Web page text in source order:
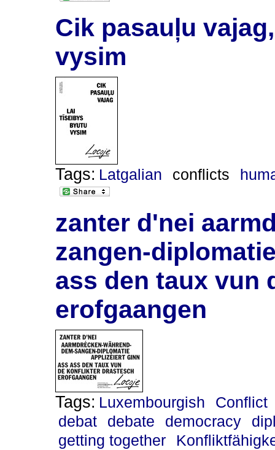
Cik pasauļu
vysim
Tags: Latgalian conflicts
zanter d'nei
zangen-
ass den taux vun
erofgaangen
Tags: Luxembourgish
Conflict
debat
debate democracy
getting together